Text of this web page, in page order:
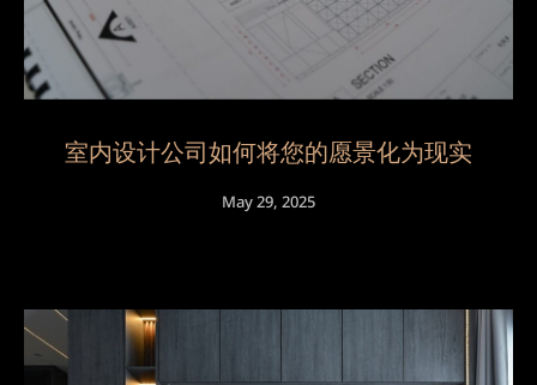
室内设计公司如何将您的愿景化为现实
May 29, 2025